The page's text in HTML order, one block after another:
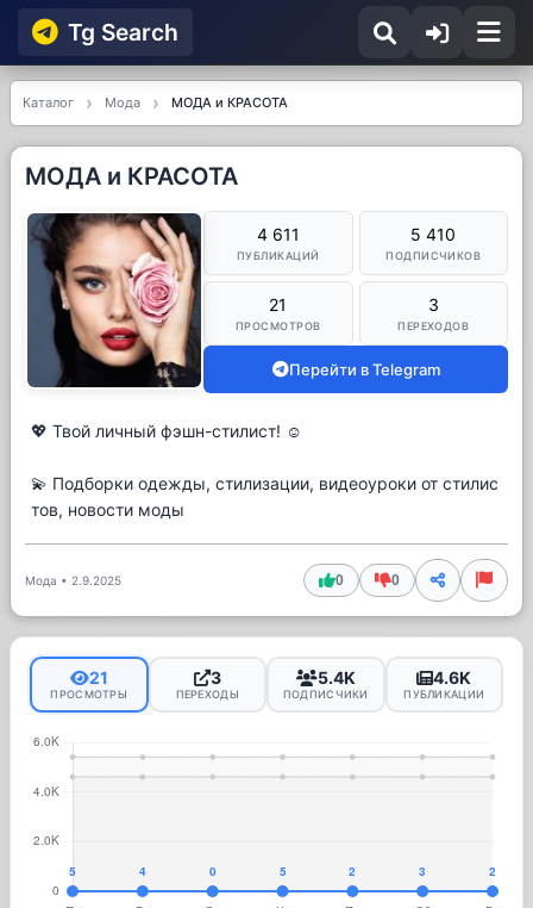
Tg Searсh
Каталог Мода МОДА и КРАСОТА
МОДА и КРАСОТА
4 611
ПУБЛИКАЦИЙ
5 410
ПОДПИСЧИКОВ
21
ПРОСМОТРОВ
3
ПЕРЕХОДОВ
Перейти в Telegram
💖 Твой личный фэшн-стилист! ☺️
💫 Подборки одежды, стилизации, видеоуроки от стилис
тов, новости моды
Мода • 2.9.2025 0 0
21
ПРОСМОТРЫ
3
ПЕРЕХОДЫ
5.4K
ПОДПИСЧИКИ
4.6K
ПУБЛИКАЦИИ